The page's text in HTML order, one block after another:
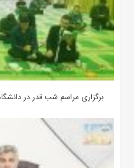
برگزاری مراسم شب قدر در